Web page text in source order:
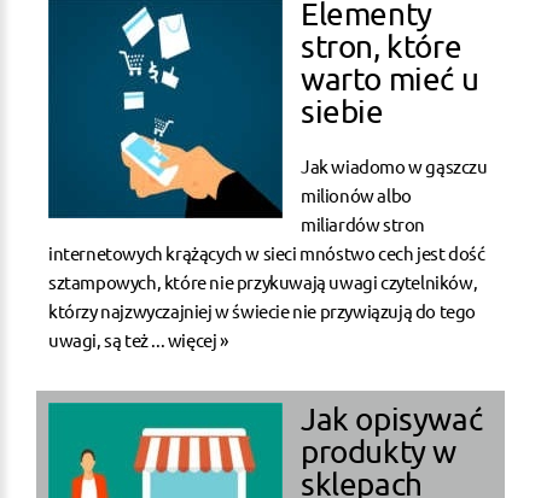
Elementy
stron, które
warto mieć u
siebie
Jak wiadomo w gąszczu
milionów albo
miliardów stron
internetowych krążących w sieci mnóstwo cech jest dość
sztampowych, które nie przykuwają uwagi czytelników,
którzy najzwyczajniej w świecie nie przywiązują do tego
uwagi, są też ... więcej »
Jak opisywać
produkty w
sklepach